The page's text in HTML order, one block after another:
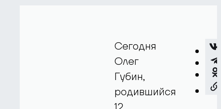
Сегодня
Олег
Губин,
родившийся